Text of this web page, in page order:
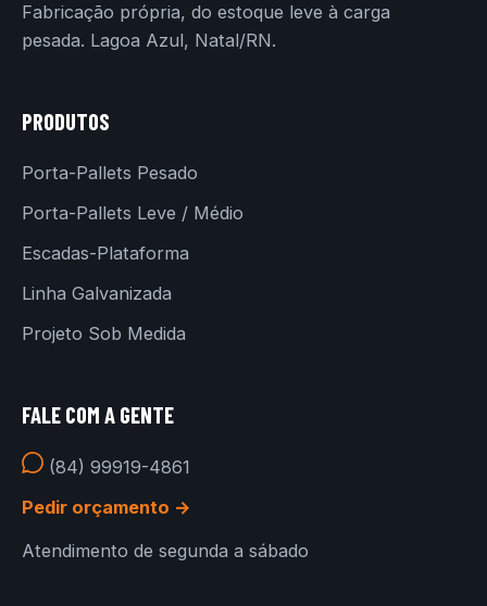
Fabricação própria, do estoque leve à carga
pesada. Lagoa Azul, Natal/RN.
PRODUTOS
Porta-Pallets Pesado
Porta-Pallets Leve / Médio
Escadas-Plataforma
Linha Galvanizada
Projeto Sob Medida
FALE COM A GENTE
(84) 99919-4861
Pedir orçamento →
Atendimento de segunda a sábado